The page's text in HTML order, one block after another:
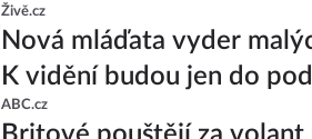
Živě.cz
Nová mláďata vyder
K vidění budou jen do
ABC.cz